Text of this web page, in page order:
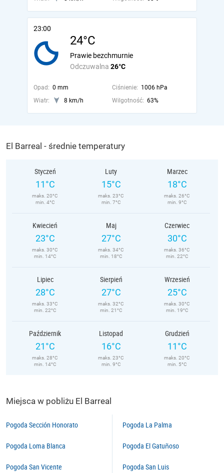
23:00
24°C
Odczuwalna 26°C
Prawie bezchmurnie
Opad: 0 mm Ciśnienie: 1006 hPa
Wiatr:
8 km/h Wilgotność: 63%
El Barreal - średnie temperatury
Styczeń
11°C
maks. 20°C
min. 4°C
Luty
15°C
maks. 23°C
min. 7°C
Marzec
18°C
maks. 26°C
min. 9°C
Kwiecień
23°C
maks. 30°C
min. 14°C
Maj
27°C
maks. 34°C
min. 18°C
Czerwiec
30°C
maks. 36°C
min. 22°C
Lipiec
28°C
maks. 33°C
min. 22°C
Sierpień
27°C
maks. 32°C
min. 21°C
Wrzesień
25°C
maks. 30°C
min. 19°C
Październik
21°C
maks. 28°C
min. 14°C
Listopad
16°C
maks. 23°C
min. 9°C
Grudzień
11°C
maks. 20°C
min. 5°C
Miejsca w pobliżu El Barreal
Pogoda Sección Honorato
Pogoda Loma Blanca
Pogoda San Vicente
Pogoda La Palma
Pogoda El Gatuñoso
Pogoda San Luis